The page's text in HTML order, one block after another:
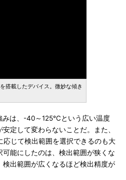
搭載したデバイス。微妙な傾き
みは、-40～125℃という広い温度
定して変わらないことだ。また、
じて検出範囲を選択できるのも大
能にしたのは、検出範囲が狭くな
出範囲が広くなるほど検出精度が